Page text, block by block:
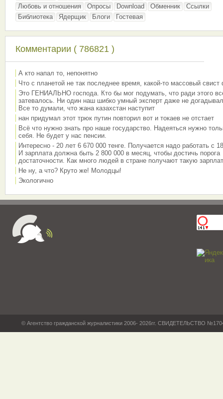
Любовь и отношения
Опросы Download Обменник
Ссылки
Библиотека
Ядерщик Блоги Гостевая
Комментарии ( 786821 )
А кто напал то, непонятно
Что с планетой не так последнее время, какой-то массовый свист
Это ГЕНИАЛЬНО господа. Кто бы мог подумать, что ради этого
затевалось. Ни один наш шибко умный эксперт даже не
Все то думали, что жана казахстан наступит
нан придумал этот трюк путин повторил вот и токаев не отстает
Всё что нужно знать про наше государство. Надеяться нужно
себя. Не будет у нас пенсии.
Интересно - 20 лет 6 670 000 тенге. Получается надо работать с
И зарплата должна быть 2 800 000 в месяц, чтобы достичь порога
достаточности. Как много людей в стране получают такую
Не ну, а что? Круто же! Молодцы!
Экологично
© Агентство гражданской журналистики 2006- 2026гг. СВИДЕТЕЛЬСТВО